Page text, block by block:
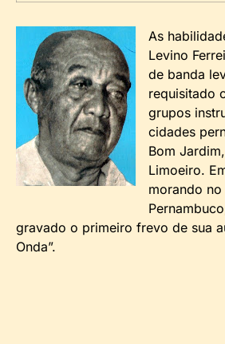
As
Levino
de banda
requisitado
grupos
cidades
Bom
Limoeiro.
morando
gravado o primeiro frevo de sua
Onda”.